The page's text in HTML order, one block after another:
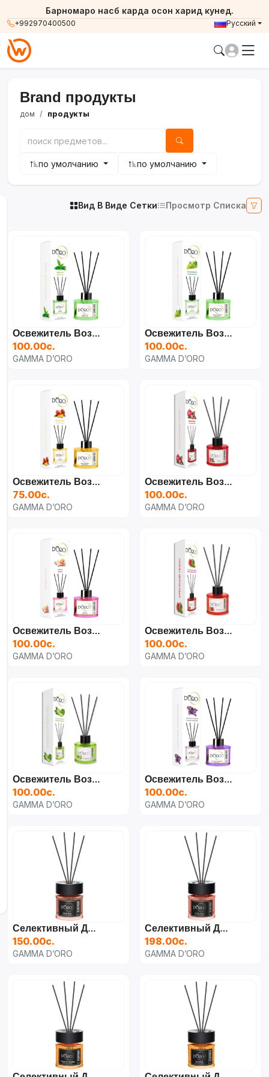
+992970400500
Барномаро насб карда осон харид кунед.
Русский
Brand продукты
дом продукты
по умолчанию по умолчанию
Вид В Виде Сетки Просмотр Списка
Освежитель Воздуха "Зеленый Чай" Для Дома, Автомобиля И Офиса 100 Мл.
100.00с.
GAMMA D’ORO
Освежитель Воздуха "Итальянский Мускат" Для Дома, Автомобиля И Офиса 100 Мл.
100.00с.
GAMMA D’ORO
Освежитель Воздуха "Королевское Манго" Для Дома, Автомобиля И Офиса
75.00с.
GAMMA D’ORO
Освежитель Воздуха "Гранатовый Сироп" Для Дома, Автомобиля И Офиса 100 Мл.
100.00с.
GAMMA D’ORO
Освежитель Воздуха "Жвачка Love Is" Для Дома, Автомобиля И Офиса 100 Мл.
100.00с.
GAMMA D’ORO
Освежитель Воздуха "Арбузный Сезон" Для Дома, Автомобиля И Офиса 100 Мл.
100.00с.
GAMMA D’ORO
Освежитель Воздуха "Бодрящий Бергамот" Для Дома, Автомобиля И Офиса 100 Мл.
100.00с.
GAMMA D’ORO
Освежитель Воздуха "Горная Лаванда" Для Дома, Автомобиля И Офиса 100 Мл.
100.00с.
GAMMA D’ORO
Селективный Диффузор "Oud Tree" Для Дома, Автомобиля И Офиса 100 Мл.
150.00с.
GAMMA D’ORO
Селективный Диффузор "Pink Rose" Для Дома, Автомобиля И Офиса 100 Мл.
198.00с.
GAMMA D’ORO